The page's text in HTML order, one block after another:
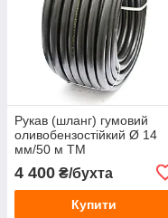
Рукав (шланг) гумовий
оливобензостійкий Ø 14
мм/50 м ТМ
Белпромрукав БПР/МБС
— 14
4 400 ₴/бухта
Купити